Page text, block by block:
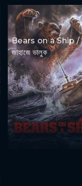
Bears on a Ship /
জাহাজে ভালুক